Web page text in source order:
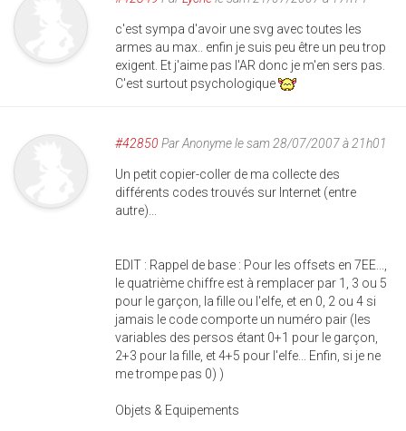
c'est sympa d'avoir une svg avec toutes les
armes au max.. enfin je suis peu être un peu trop
exigent. Et j'aime pas l'AR donc je m'en sers pas.
C'est surtout psychologique
#42850 ParAnonymele sam 28/07/2007 à 21h01
Un petit copier-coller de ma collecte des
différents codes trouvés sur Internet (entre
autre)...
EDIT : Rappel de base : Pour les offsets en 7EE...,
le quatrième chiffre est à remplacer par 1, 3 ou 5
pour le garçon, la fille ou l'elfe, et en 0, 2 ou 4 si
jamais le code comporte un numéro pair (les
variables des persos étant 0+1 pour le garçon,
2+3 pour la fille, et 4+5 pour l'elfe... Enfin, si je ne
me trompe pas 0) )
Objets & Equipements